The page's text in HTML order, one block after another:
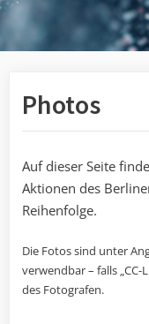
Photos
Auf dieser Seite
Aktionen des
Reihenfolge.
Die Fotos sind unter
verwendbar – falls
des Fotografen.